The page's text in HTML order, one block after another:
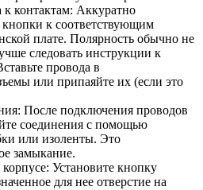
контактам: Аккуратно
к соответствующим
плате. Полярность обычно не
следовать инструкции к
провода в
или припаяйте их (если это
После подключения проводов
соединения с помощью
или изоленты. Это
замыкание.
Установите кнопку
для нее отверстие на